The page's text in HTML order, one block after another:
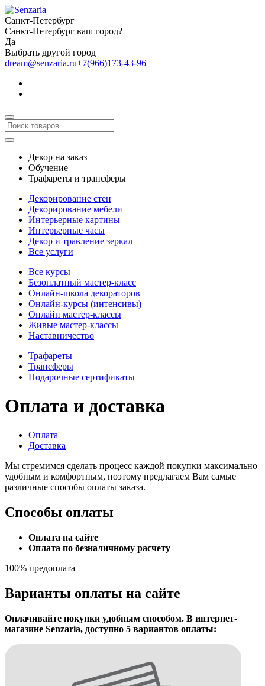
Санкт-Петербург
Санкт-Петербург ваш город?
Да
Выбрать другой город
dream@senzaria.ru+7(966)173-43-96
Декор на заказ
Обучение
Трафареты и трансферы
Декорирование стен
Декорирование мебели
Интерьерные картины
Интерьерные часы
Декор и травление зеркал
Все услуги
Все курсы
Безоплатный мастер-класс
Онлайн-школа декораторов
Онлайн-курсы (интенсивы)
Онлайн мастер-классы
Живые мастер-классы
Наставничество
Трафареты
Трансферы
Подарочные сертификаты
Оплата и доставка
Оплата
Доставка
Мы стремимся сделать процесс каждой покупки максимально
удобным и комфортным, поэтому предлагаем Вам самые
различные способы оплаты заказа.
Способы оплаты
Оплата на сайте
Оплата по безналичному расчету
100% предоплата
Варианты оплаты на сайте
Оплачивайте покупки удобным способом. В интернет-
магазине Senzaria, доступно 5 вариантов оплаты: